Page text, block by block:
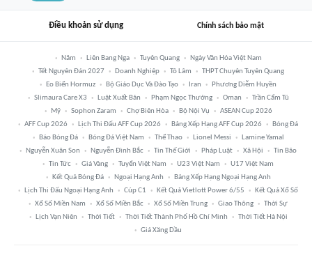
Điều khoản sử dụng Chính sách bảo mật
Năm Liên Bang Nga Tuyên Quang
Ngày Văn Hóa Việt Nam
Tết Nguyên Đán 2027
Doanh Nghiệp Tô Lâm
THPT Chuyên Tuyên Quang
Eo Biển Hormuz
Bộ Giáo Dục Và Đào Tạo Iran
Phương Diễm Huyền
Slimaura Care X3
Luật Xuất Bản Phạm Ngọc Thưởng Oman
Trần Cẩm Tú
Mỹ
Sophon Zaram Chợ Biên Hòa Bộ Nội Vụ
ASEAN Cup 2026
AFF Cup 2026
Lịch Thi Đấu AFF Cup 2026 Bảng Xếp Hạng AFF Cup 2026
Bóng Đá
Báo Bóng Đá
Bóng Đá Việt Nam Thể Thao Lionel Messi
Lamine Yamal
Nguyễn Xuân Son
Nguyễn Đình Bắc Tin Thế Giới Pháp Luật Xã Hội
Tin Bão
Tin Tức
Giá Vàng Tuyển Việt Nam U23 Việt Nam
U17 Việt Nam
Kết Quả Bóng Đá
Ngoại Hạng Anh
Bảng Xếp Hạng Ngoại Hạng Anh
Lịch Thi Đấu Ngoại Hạng Anh
Cúp C1 Kết Quả Vietlott Power 6/55
Kết Quả Xổ Số
Xổ Số Miền Nam
Xổ Số Miền Bắc Xổ Số Miền Trung Giao Thông
Thời Sự
Lịch Vạn Niên
Thời Tiết Thời Tiết Thành Phố Hồ Chí Minh
Thời Tiết Hà Nội
Giá Xăng Dầu